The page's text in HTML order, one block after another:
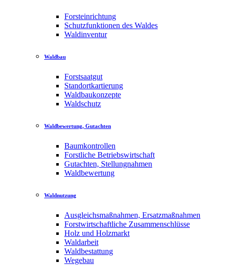
Forsteinrichtung
Schutzfunktionen des Waldes
Waldinventur
Waldbau
Forstsaatgut
Standortkartierung
Waldbaukonzepte
Waldschutz
Waldbewertung, Gutachten
Baumkontrollen
Forstliche Betriebswirtschaft
Gutachten, Stellungnahmen
Waldbewertung
Waldnutzung
Ausgleichsmaßnahmen, Ersatzmaßnahmen
Forstwirtschaftliche Zusammenschlüsse
Holz und Holzmarkt
Waldarbeit
Waldbestattung
Wegebau